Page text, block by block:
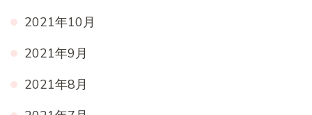
2021年10月
2021年9月
2021年8月